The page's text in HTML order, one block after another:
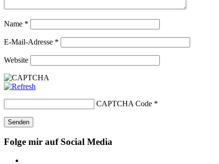
Name *
E-Mail-Adresse *
Website
CAPTCHA Code *
Folge mir auf Social Media